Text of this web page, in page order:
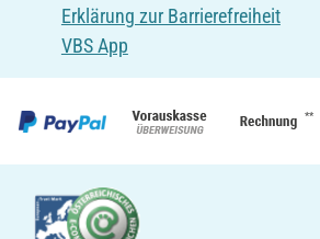
Erklärung zur Barrierefreiheit
VBS App
**